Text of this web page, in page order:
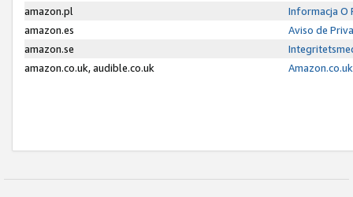
amazon.pl
Informacja O
amazon.es
Aviso de
amazon.se
amazon.co.uk, audible.co.uk